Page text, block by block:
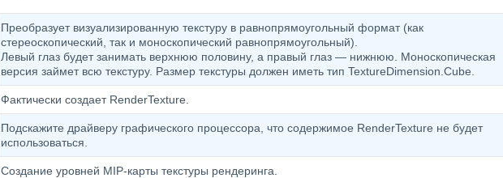
Преобразует визуализированную текстуру в равнопрямоугольный формат (как
стереоскопический, так и моноскопический равнопрямоугольный).
Левый глаз будет занимать верхнюю половину, а правый глаз — нижнюю. Моноскопическая
версия займет всю текстуру. Размер текстуры должен иметь тип TextureDimension.Cube.
Фактически создает RenderTexture.
Подскажите драйверу графического процессора, что содержимое RenderTexture не будет
использоваться.
Создание уровней MIP-карты текстуры рендеринга.